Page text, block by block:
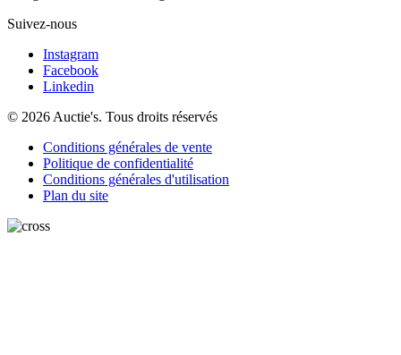
Suivez-nous
Instagram
Facebook
Linkedin
© 2026 Auctie's. Tous droits réservés
Conditions générales de vente
Politique de confidentialité
Conditions générales d'utilisation
Plan du site